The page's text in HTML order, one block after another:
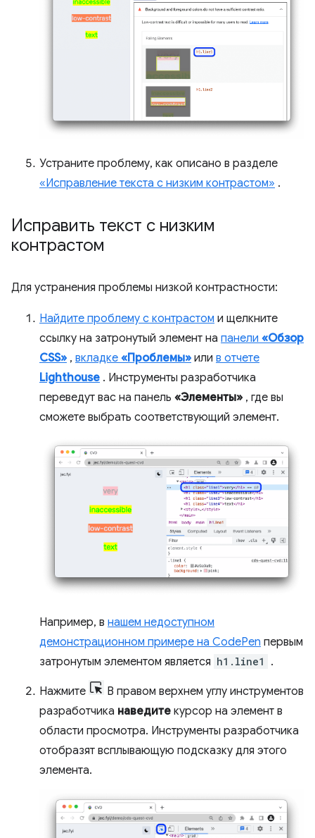
Устраните проблему, как описано в разделе
«Исправление текста с низким контрастом» .
Исправить текст с низким
контрастом
Для устранения проблемы низкой контрастности:
Найдите проблему с контрастом и щелкните
ссылку на затронутый элемент на панели «Обзор
CSS» , вкладке «Проблемы» или в отчете
Lighthouse . Инструменты разработчика
переведут вас на панель «Элементы» , где вы
сможете выбрать соответствующий элемент.
Например, в нашем недоступном
демонстрационном примере на CodePen первым
затронутым элементом является h1.line1 .
Нажмите
В правом верхнем углу инструментов
разработчика наведите курсор на элемент в
области просмотра. Инструменты разработчика
отобразят всплывающую подсказку для этого
элемента.